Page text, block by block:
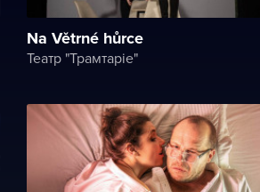
Na Větrné hůrce
Театр "Трамтаріе"